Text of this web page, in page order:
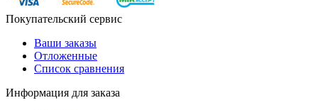
Покупательский сервис
Ваши заказы
Отложенные
Список сравнения
Информация для заказа